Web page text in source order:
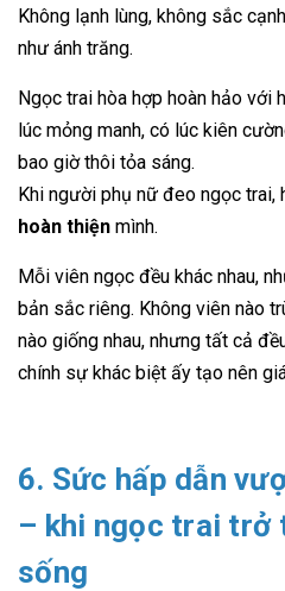
Không lạnh lùng, không sắc
như ánh trăng.
Ngọc trai hòa hợp hoàn hảo với
lúc mỏng manh, có lúc kiên
bao giờ thôi tỏa sáng.
Khi người phụ nữ đeo ngọc trai,
hoàn thiện mình.
Mỗi viên ngọc đều khác nhau,
bản sắc riêng. Không viên nào
nào giống nhau, nhưng tất cả
chính sự khác biệt ấy tạo nên
6. Sức hấp dẫn
– khi ngọc trai trở
sống